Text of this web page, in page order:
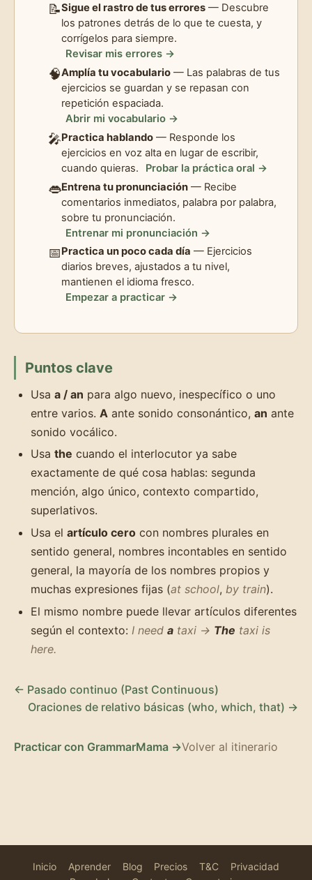
📝Sigue el rastro de tus errores — Descubre
los patrones detrás de lo que te cuesta, y
corrígelos para siempre.
Revisar mis errores →
🧠Amplía tu vocabulario — Las palabras de tus
ejercicios se guardan y se repasan con
repetición espaciada.
Abrir mi vocabulario →
🎤Practica hablando — Responde los
ejercicios en voz alta en lugar de escribir,
cuando quieras.
Probar la práctica oral →
👄Entrena tu pronunciación — Recibe
comentarios inmediatos, palabra por palabra,
sobre tu pronunciación.
Entrenar mi pronunciación →
📅Practica un poco cada día — Ejercicios
diarios breves, ajustados a tu nivel,
mantienen el idioma fresco.
Empezar a practicar →
Puntos clave
Usa a / an para algo nuevo, inespecífico o uno
entre varios. A ante sonido consonántico, an ante
sonido vocálico.
Usa the cuando el interlocutor ya sabe
exactamente de qué cosa hablas: segunda
mención, algo único, contexto compartido,
superlativos.
Usa el artículo cero con nombres plurales en
sentido general, nombres incontables en sentido
general, la mayoría de los nombres propios y
muchas expresiones fijas (at school, by train).
El mismo nombre puede llevar artículos diferentes
según el contexto: I need a taxi → The taxi is
here.
← Pasado continuo (Past Continuous)
Oraciones de relativo básicas (who, which, that) →
Practicar con GrammarMama →Volver al itinerario
Inicio Aprender Blog Precios T&C
Privacidad